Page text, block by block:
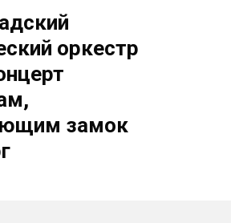
оркестр
замок